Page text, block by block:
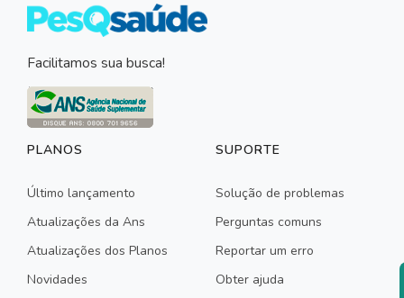
Facilitamos sua busca!
PLANOS
Último lançamento
Atualizações da Ans
Atualizações dos Planos
Novidades
SUPORTE
Solução de problemas
Perguntas comuns
Reportar um erro
Obter ajuda